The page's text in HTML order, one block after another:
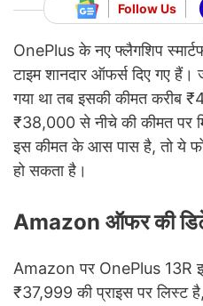
Follow Us
OnePlus के नए फ्लैगशिप
टाइम शानदार ऑफर्स दिए गए
गया था तब इसकी कीमत करीब
₹38,000 से नीचे की कीमत पर
इस कीमत के आस पास है, तो ये
हो सकता है।
Amazon ऑफर की
Amazon पर OnePlus 13R
₹37,999 की प्राइस पर लिस्ट